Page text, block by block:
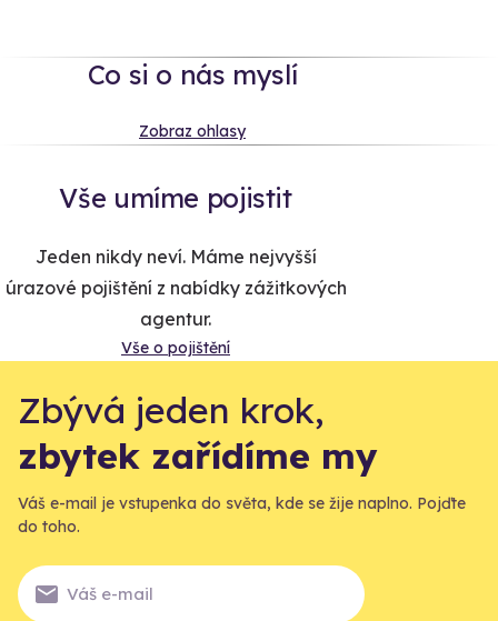
Co si o nás myslí
Zobraz ohlasy
Vše umíme pojistit
Jeden nikdy neví. Máme nejvyšší
úrazové pojištění z nabídky zážitkových
agentur.
Vše o pojištění
Zbývá jeden krok,
zbytek zařídíme my
Váš e-mail je vstupenka do světa, kde se žije naplno. Pojďte
do toho.